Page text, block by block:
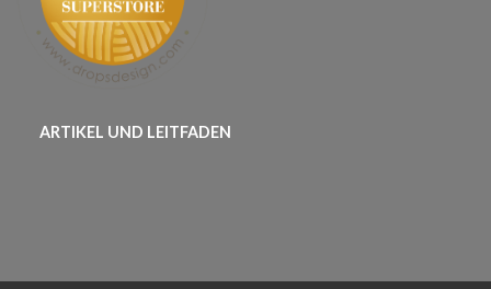
ARTIKEL UND LEITFADEN